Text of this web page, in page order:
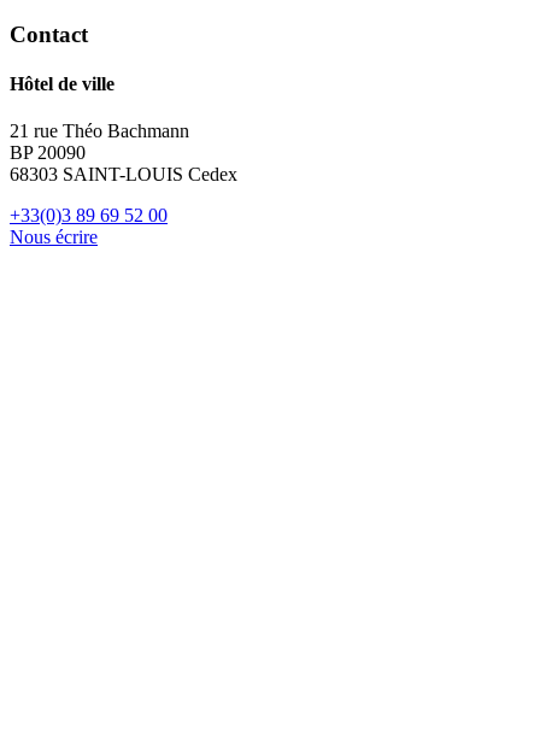
Contact
Hôtel de ville
21 rue Théo Bachmann
BP 20090
68303 SAINT-LOUIS Cedex
+33(0)3 89 69 52 00
Nous écrire